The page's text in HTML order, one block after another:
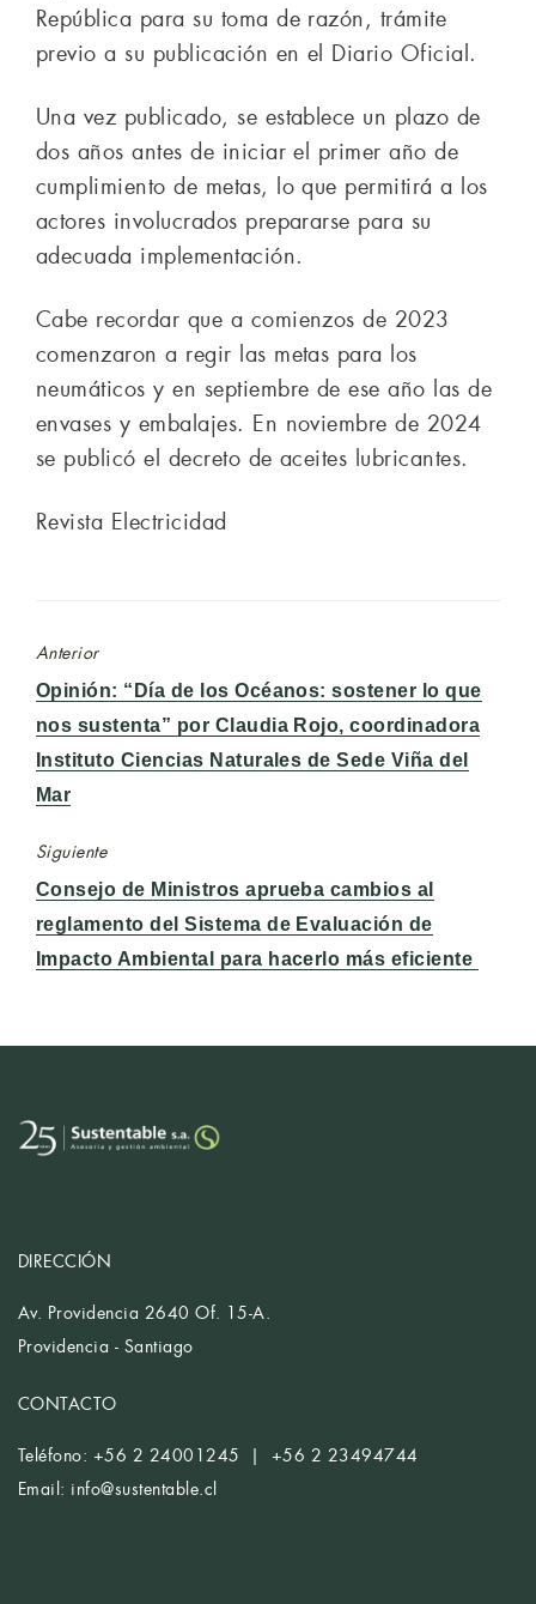
República para su toma de razón, trámite
previo a su publicación en el Diario Oficial.
Una vez publicado, se establece un plazo de
dos años antes de iniciar el primer año de
cumplimiento de metas, lo que permitirá a los
actores involucrados prepararse para su
adecuada implementación.
Cabe recordar que a comienzos de 2023
comenzaron a regir las metas para los
neumáticos y en septiembre de ese año las de
envases y embalajes. En noviembre de 2024
se publicó el decreto de aceites lubricantes.
Revista Electricidad
Anterior
Entrada
anterior:
Opinión: “Día de los Océanos: sostener lo que
nos sustenta” por Claudia Rojo, coordinadora
Instituto Ciencias Naturales de Sede Viña del
Mar
Siguiente
Entrada
siguiente:
Consejo de Ministros aprueba cambios al
reglamento del Sistema de Evaluación de
Impacto Ambiental para hacerlo más eficiente
DIRECCIÓN
Av. Providencia 2640 Of. 15-A.
Providencia - Santiago
CONTACTO
Teléfono: +56 2 24001245 | +56 2 23494744
Email: info@sustentable.cl